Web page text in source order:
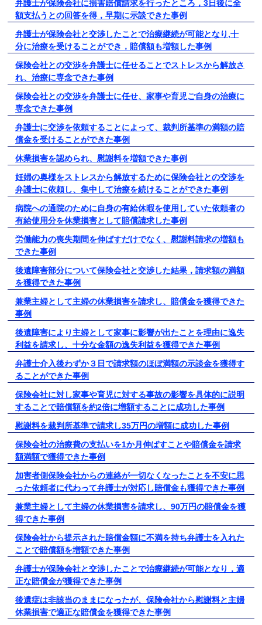
弁護士が保険会社に損害賠償請求を行ったところ，3日後に全
額支払うとの回答を得，早期に示談できた事例
弁護士が保険会社と交渉したことで治療継続が可能となり,十
分に治療を受けることができ，賠償額も増額した事例
保険会社との交渉を弁護士に任せることでストレスから解放さ
れ、治療に専念できた事例
保険会社との交渉を弁護士に任せ、家事や育児ご自身の治療に
専念できた事例
弁護士に交渉を依頼することによって、裁判所基準の満額の賠
償金を受けることができた事例
休業損害を認められ、慰謝料を増額できた事例
妊婦の奥様をストレスから解放するために保険会社との交渉を
弁護士に依頼し、集中して治療を続けることができた事例
病院への通院のために自身の有給休暇を使用していた依頼者の
有給使用分を休業損害として賠償請求した事例
労働能力の喪失期間を伸ばすだけでなく、慰謝料請求の増額も
できた事例
後遺障害部分について保険会社と交渉した結果，請求額の満額
を獲得できた事例
兼業主婦として主婦の休業損害を請求し、賠償金を獲得できた
事例
後遺障害により主婦として家事に影響が出たことを理由に逸失
利益を請求し、十分な金額の逸失利益を獲得できた事例
弁護士介入後わずか３日で請求額のほぼ満額の示談金を獲得す
ることができた事例
保険会社に対し家事や育児に対する事故の影響を具体的に説明
することで賠償額を約2倍に増額することに成功した事例
慰謝料を裁判所基準で請求し35万円の増額に成功した事例
保険会社の治療費の支払いを1か月伸ばすことや賠償金を請求
額満額で獲得できた事例
加害者側保険会社からの連絡が一切なくなったことを不安に思
った依頼者に代わって弁護士が対応し賠償金も獲得できた事例
兼業主婦として主婦の休業損害を請求し、90万円の賠償金を獲
得できた事例
保険会社から提示された賠償金額に不満を持ち弁護士を入れた
ことで賠償額を増額できた事例
弁護士が保険会社と交渉したことで治療継続が可能となり，適
正な賠償金が獲得できた事例
後遺症は非該当のままになったが、保険会社から慰謝料と主婦
休業損害で適正な賠償金を獲得できた事例